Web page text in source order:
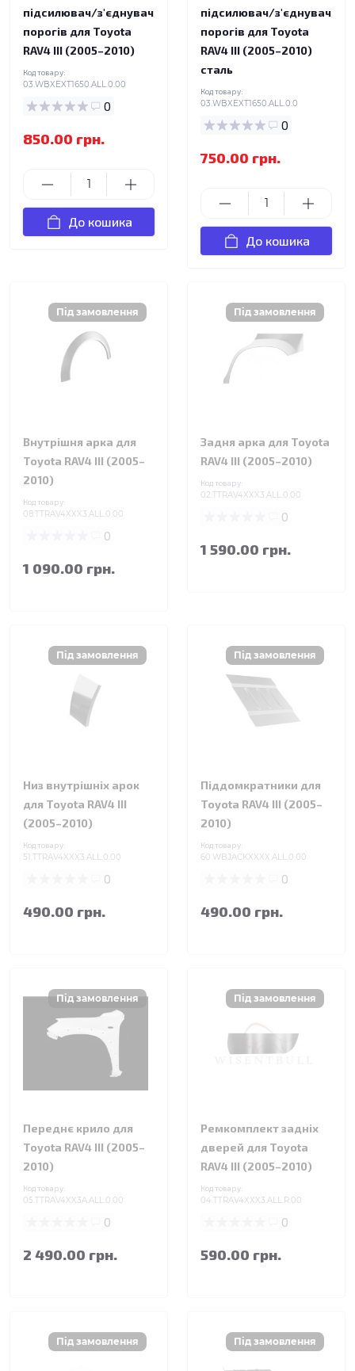
підсилювач/з'єднувач
порогів для Toyota
RAV4 III (2005–2010)
Код товару:
03.WBXEXT1650.ALL.0.00
0
850.00 грн.
До кошика
підсилювач/з'єднувач
порогів для Toyota
RAV4 III (2005–2010)
сталь
Код товару:
03.WBXEXT1650.ALL.0.0
0
750.00 грн.
До кошика
Внутрішня арка для
Toyota RAV4 III (2005–
2010)
Код товару:
08.TTRAV4XXX3.ALL.0.00
0
1 090.00 грн.
Задня арка для Toyota
RAV4 III (2005–2010)
Код товару:
02.TTRAV4XXX3.ALL.0.00
0
1 590.00 грн.
Низ внутрішніх арок
для Toyota RAV4 III
(2005–2010)
Код товару:
51.TTRAV4XXX3.ALL.0.00
0
490.00 грн.
Піддомкратники для
Toyota RAV4 III (2005–
2010)
Код товару:
60.WBJACKXXXX.ALL.0.00
0
490.00 грн.
Переднє крило для
Toyota RAV4 III (2005–
2010)
Код товару:
05.TTRAV4XX3A.ALL.0.00
0
2 490.00 грн.
Ремкомплект задніх
дверей для Toyota
RAV4 III (2005–2010)
Код товару:
04.TTRAV4XXX3.ALL.R.00
0
590.00 грн.